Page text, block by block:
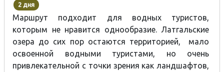
2 дня
Маршрут подходит для водных туристов,
которым не нравится однообразие. Латгальские
озера до сих пор остаются территорией, мало
освоенной водными туристами, но очень
привлекательной с точки зрения как ландшафтов,